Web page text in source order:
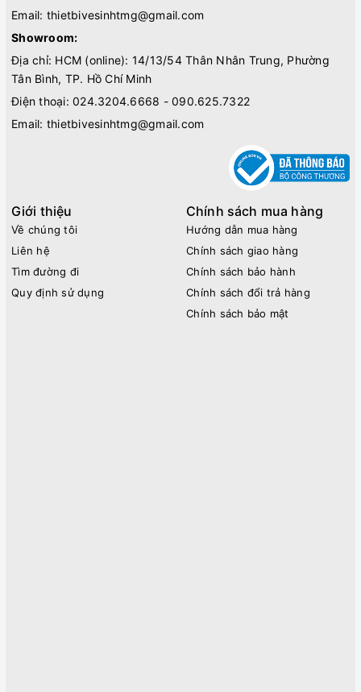
Email: thietbivesinhtmg@gmail.com
Showroom:
Địa chỉ: HCM (online): 14/13/54 Thân Nhân Trung, Phường
Tân Bình, TP. Hồ Chí Minh
Điện thoại: 024.3204.6668 - 090.625.7322
Email: thietbivesinhtmg@gmail.com
Giới thiệu
Về chúng tôi
Liên hệ
Tìm đường đi
Quy định sử dụng
Chính sách mua hàng
Hướng dẫn mua hàng
Chính sách giao hàng
Chính sách bảo hành
Chính sách đổi trả hàng
Chính sách bảo mật